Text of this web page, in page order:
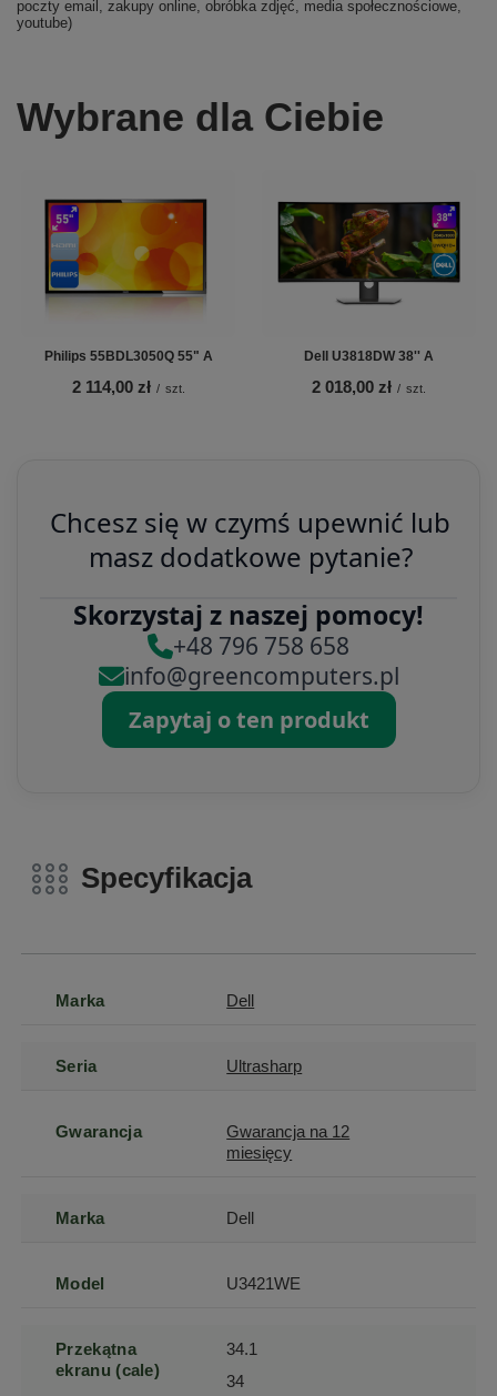
poczty email, zakupy online, obróbka zdjęć, media społecznościowe,
youtube)
Wybrane dla Ciebie
Philips 55BDL3050Q 55" A
2 114,00 zł / szt.
Dell U3818DW 38'' A
2 018,00 zł / szt.
Chcesz się w czymś upewnić lub
masz dodatkowe pytanie?
Skorzystaj z naszej pomocy!
+48 796 758 658
info@greencomputers.pl
Zapytaj o ten produkt
Specyfikacja
Marka Dell
Seria Ultrasharp
Gwarancja
Gwarancja na 12
miesięcy
Marka Dell
Model U3421WE
Przekątna
ekranu (cale)
34.1
34